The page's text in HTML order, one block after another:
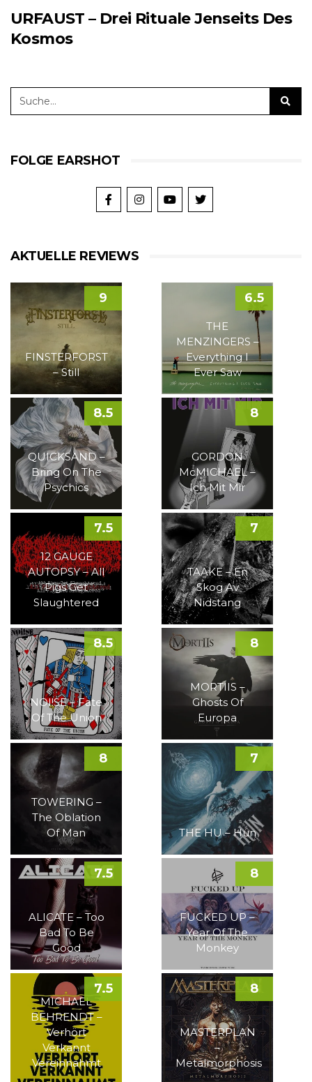
URFAUST – Drei Rituale Jenseits Des
Kosmos
FOLGE EARSHOT
AKTUELLE REVIEWS
FINSTERFORST
– Still
9
THE
MENZINGERS –
Everything I
Ever Saw
6.5
QUICKSAND –
Bring On The
Psychics
8.5
GORDON
McMICHAEL –
Ich Mit Mir
8
12 GAUGE
AUTOPSY – All
Pigs Get
Slaughtered
7.5
TAAKE – En
Skog Av
Nidstang
7
NOI!SE – Fate
Of The Union
8.5
MORTIIS –
Ghosts Of
Europa
8
TOWERING –
The Oblation
Of Man
8
THE HU – Hun
7
ALICATE – Too
Bad To Be
Good
7.5
FUCKED UP –
Year Of The
Monkey
8
MICHAEL
BEHRENDT –
Verhört
Verkannt
Vereinnahmt
7.5
MASTERPLAN
–
Metalmorphosis
8